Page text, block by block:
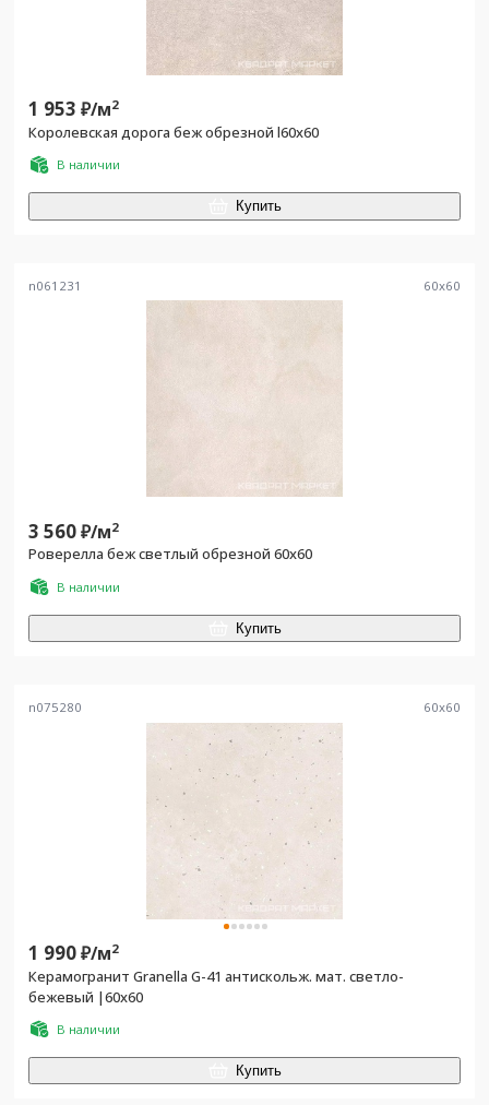
1 953 ₽/м2
Королевская дорога беж обрезной l60х60
В наличии
Купить
n061231 60x60
3 560₽/м2
Роверелла беж светлый обрезной 60х60
В наличии
Купить
n075280 60x60
1 990₽/м2
Керамогранит Granella G-41 антискольж. мат. светло-
бежевый |60x60
В наличии
Купить